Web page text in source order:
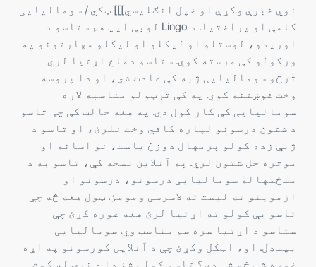
نوي خبرې وکړې او خپل انګلیسي]]] ټکي / سومالیایی
کلمې او پراختیا. د Lingo لوبې ایپ هم ستاسو د
اوریدو، لوستلو او لیکلو او لیکلو مهارتونو په
ورکولو کې مرسته کوي. ستاسو دماغ اړتیا لري
ترڅو سومالیایی ژبه کې عادت شي، او دا پروسه
وخت غوښتنه کوي. په کې ترټولو مناسبه لاره
سومالیایی کې کار کول دي. په هغه حالت کې چې تاسو
د شتون درسونو لپاره کافي وخت نلرئ، او تاسو د
ژبې زده کولو پرمهال دوزخ یاست، نو اسانه او
موثره حل شتون لري. په آنلاین نسخه کې، تاسو به د
منځمهاله سومالیایی درسونو، درسونو او
ازموینو ته لیست ته لاسرسی ومومئ. ټول هغه څه چې
تاسو یې کولو ته اړتیا لرئ هغه غوره کړئ چې
ستاسو د اړتیا سره سم مناسب وي. سومالیایی
بینډل. او، اټکل وکړئ چې د آنلاین کورسونو په اړه
غوره شی څه شی دی؟ تاسو کولی شئ دا د نړۍ له کوم